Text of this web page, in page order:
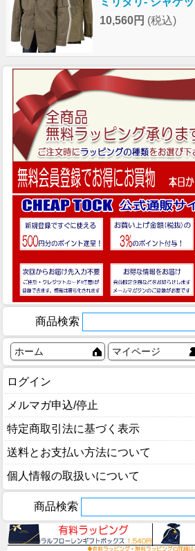
10,560円 (税込)
商品検索
ホーム マイページ
ログイン
メルマガ申込/停止
特定商取引法に基づく表示
送料とお支払い方法について
個人情報の取扱いについて
商品検索